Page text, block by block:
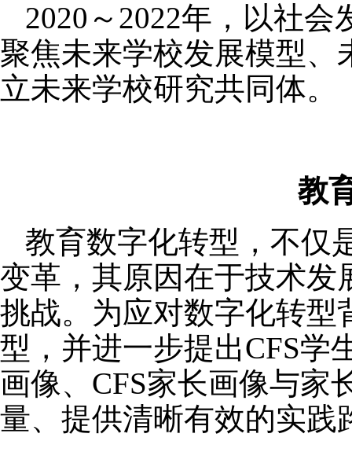
2020～2022年，以社
聚焦未来学校发展模型、
立未来学校研究共同体。
教
教育数字化转型，不仅
变革，其原因在于技术发
挑战。为应对数字化转型
型，并进一步提出CFS学
画像、CFS家长画像与家
量、提供清晰有效的实践